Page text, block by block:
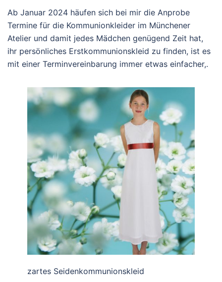
Ab Januar 2024 häufen sich bei mir die Anprobe
Termine für die Kommunionkleider im Münchener
Atelier und damit jedes Mädchen genügend Zeit hat,
ihr persönliches Erstkommunionskleid zu finden, ist es
mit einer Terminvereinbarung immer etwas einfacher,.
zartes Seidenkommunionskleid